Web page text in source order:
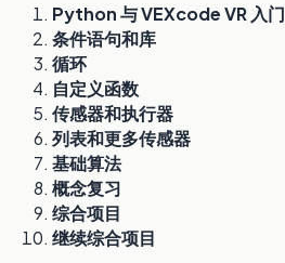
Python 与 VEXcode VR 入门
条件语句和库
循环
自定义函数
传感器和执行器
列表和更多传感器
基础算法
概念复习
综合项目
继续综合项目